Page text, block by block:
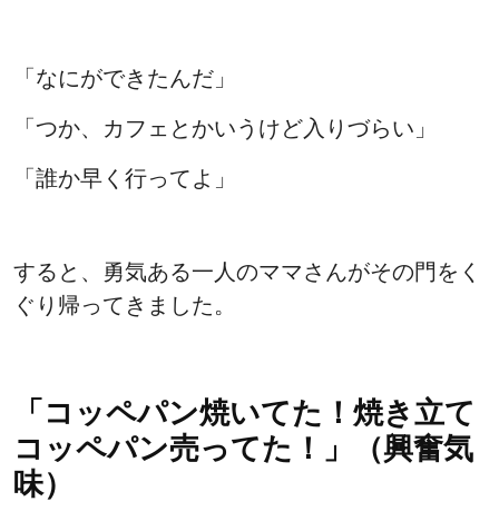
「なにができたんだ」
「つか、カフェとかいうけど入りづらい」
「誰か早く行ってよ」
すると、勇気ある一人のママさんがその門をく
ぐり帰ってきました。
「コッペパン焼いてた！焼き立て
コッペパン売ってた！」（興奮気
味）